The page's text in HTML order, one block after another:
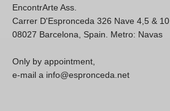
EncontrArte Ass.
Carrer D'Espronceda 326 Nave 4,5 & 10
08027 Barcelona, Spain. Metro: Navas
Only by appointment,
e-mail a info@espronceda.net